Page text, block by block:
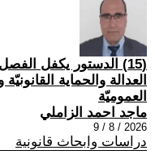
(15) الدستور يكفل
العدالة والحماية
العموميّة
ماجد احمد الزاملي
2026 / 8 / 9
دراسات وابحاث قانونية